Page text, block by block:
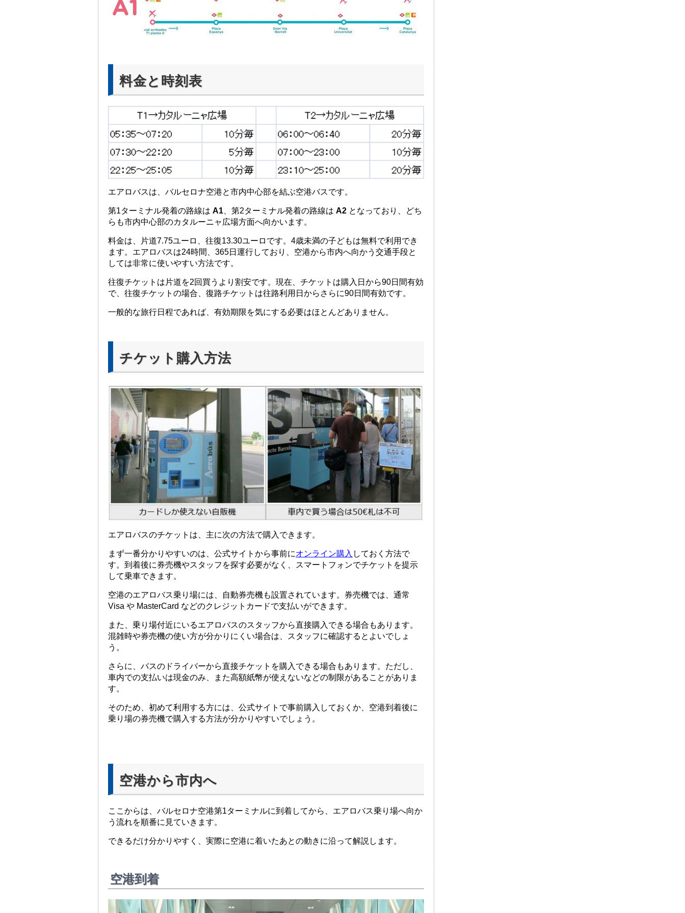
料金と時刻表
エアロバスは、バルセロナ空港と市内中心部を結ぶ空港バスです。
第1ターミナル発着の路線は A1 、第2ターミナル発着の路線は A2 となっており、どち
らも市内中心部のカタルーニャ広場方面へ向かいます。
料金は、片道7.75ユーロ、往復13.30ユーロです。4歳未満の子どもは無料で利用でき
ます。エアロバスは24時間、365日運行しており、空港から市内へ向かう交通手段と
しては非常に使いやすい方法です。
往復チケットは片道を2回買うより割安です。現在、チケットは購入日から90日間有効
で、往復チケットの場合、復路チケットは往路利用日からさらに90日間有効です。
一般的な旅行日程であれば、有効期限を気にする必要はほとんどありません。
チケット購入方法
エアロバスのチケットは、主に次の方法で購入できます。
まず一番分かりやすいのは、公式サイトから事前にオンライン購入 しておく方法で
す。到着後に券売機やスタッフを探す必要がなく、スマートフォンでチケットを提示
して乗車できます。
空港のエアロバス乗り場には、自動券売機も設置されています。券売機では、通常
Visa や MasterCard などのクレジットカードで支払いができます。
また、乗り場付近にいるエアロバスのスタッフから直接購入できる場合もあります。
混雑時や券売機の使い方が分かりにくい場合は、スタッフに確認するとよいでしょ
う。
さらに、バスのドライバーから直接チケットを購入できる場合もあります。ただし、
車内での支払いは現金のみ、また高額紙幣が使えないなどの制限があることがありま
す。
そのため、初めて利用する方には、公式サイトで事前購入しておくか、空港到着後に
乗り場の券売機で購入する方法が分かりやすいでしょう。
空港から市内へ
ここからは、バルセロナ空港第1ターミナルに到着してから、エアロバス乗り場へ向か
う流れを順番に見ていきます。
できるだけ分かりやすく、実際に空港に着いたあとの動きに沿って解説します。
空港到着